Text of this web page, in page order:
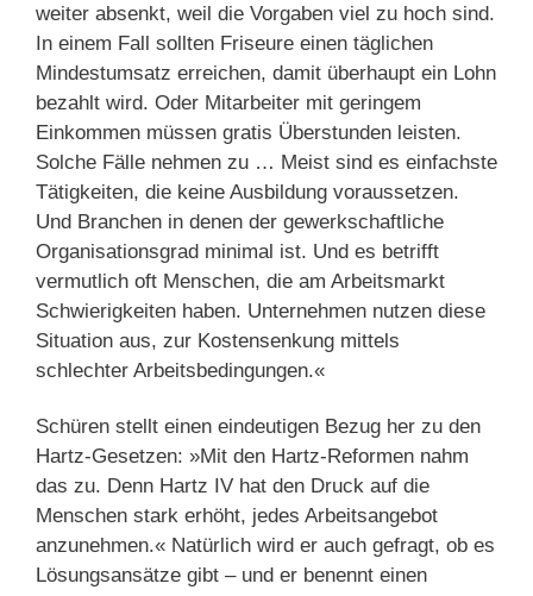
weiter absenkt, weil die Vorgaben viel zu hoch sind.
In einem Fall sollten Friseure einen täglichen
Mindestumsatz erreichen, damit überhaupt ein Lohn
bezahlt wird. Oder Mitarbeiter mit geringem
Einkommen müssen gratis Überstunden leisten.
Solche Fälle nehmen zu … Meist sind es einfachste
Tätigkeiten, die keine Ausbildung voraussetzen.
Und Branchen in denen der gewerkschaftliche
Organisationsgrad minimal ist. Und es betrifft
vermutlich oft Menschen, die am Arbeitsmarkt
Schwierigkeiten haben. Unternehmen nutzen diese
Situation aus, zur Kostensenkung mittels
schlechter Arbeitsbedingungen.«
Schüren stellt einen eindeutigen Bezug her zu den
Hartz-Gesetzen: »Mit den Hartz-Reformen nahm
das zu. Denn Hartz IV hat den Druck auf die
Menschen stark erhöht, jedes Arbeitsangebot
anzunehmen.« Natürlich wird er auch gefragt, ob es
Lösungsansätze gibt – und er benennt einen